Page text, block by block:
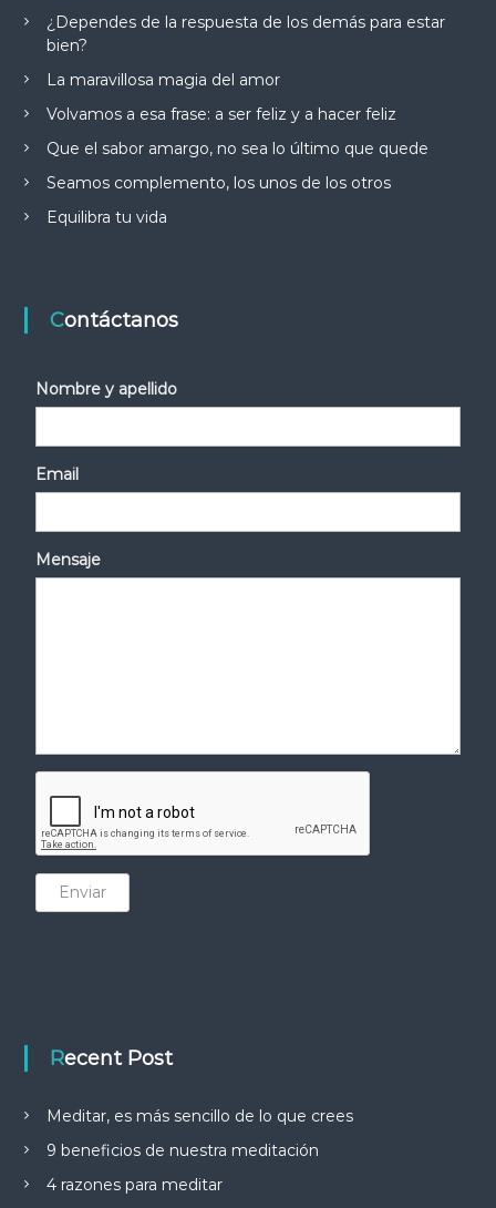
¿Dependes de la respuesta de los demás para estar
bien?
La maravillosa magia del amor
Volvamos a esa frase: a ser feliz y a hacer feliz
Que el sabor amargo, no sea lo último que quede
Seamos complemento, los unos de los otros
Equilibra tu vida
Contáctanos
Nombre y apellido
Email
Mensaje
Enviar
Recent Post
Meditar, es más sencillo de lo que crees
9 beneficios de nuestra meditación
4 razones para meditar